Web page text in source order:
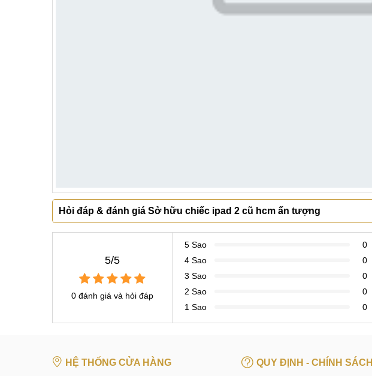
Hỏi đáp & đánh giá Sở hữu chiếc ipad 2 cũ hcm ấn tượng
5/5
0 đánh giá và hỏi đáp
5 Sao
0
4 Sao
0
3 Sao
0
2 Sao
0
1 Sao
0
HỆ THỐNG CỬA HÀNG QUY ĐỊNH - CHÍNH SÁCH